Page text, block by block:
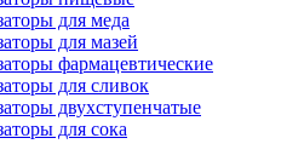
для меда
для мазей
фармацевтические
для сливок
двухступенчатые
для сока